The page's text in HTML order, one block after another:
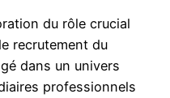
du rôle crucial
recrutement du
dans un univers
professionnels